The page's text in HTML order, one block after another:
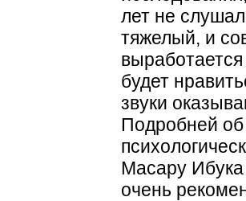
лет не
тяжелый, и
будет
звуки
Подробней
Масару
очень